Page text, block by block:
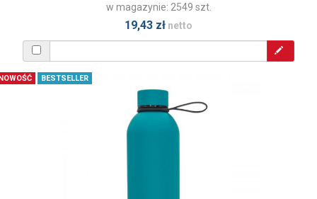
w magazynie: 2549 szt.
19,43 zł netto
BESTSELLER